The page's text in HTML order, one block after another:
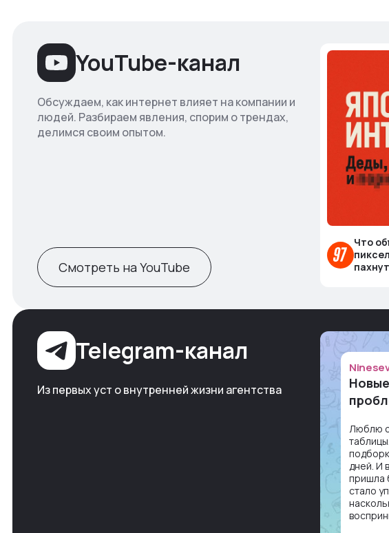
YouTube-канал
Обсуждаем, как интернет влияет на компании и
людей. Разбираем явления, спорим о трендах,
делимся своим опытом.
Смотреть на YouTube
Что
Telegram-канал
Из первых уст о внутренней жизни агентства
Люблю
дней. И
пришла
стало